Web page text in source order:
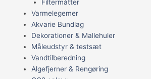
Filtermåtter
Varmelegemer
Akvarie Bundlag
Dekorationer & Mallehuler
Måleudstyr & testsæt
Vandtilberedning
Algefjerner & Rengøring